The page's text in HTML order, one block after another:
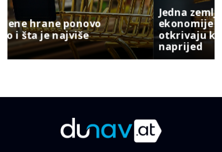
Jedna zemlja drži gotovo četvrtinu
ekonomije EU: Novi podaci
otkrivaju ko vuče kontinent
naprijed